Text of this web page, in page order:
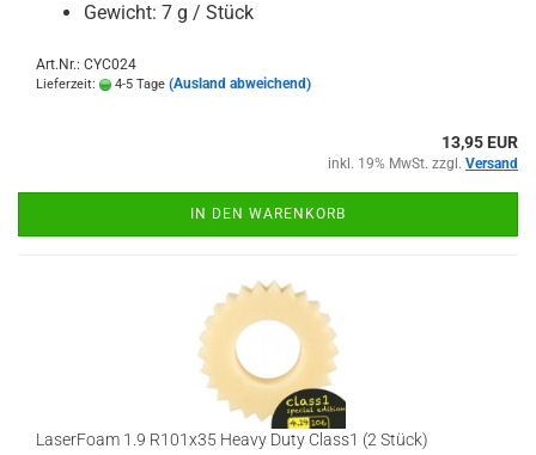
Gewicht: 7 g / Stück
Art.Nr.: CYC024
Lieferzeit: 4-5 Tage (Ausland abweichend)
13,95 EUR
inkl. 19% MwSt. zzgl. Versand
IN DEN WARENKORB
LaserFoam 1.9 R101x35 Heavy Duty Class1 (2 Stück)